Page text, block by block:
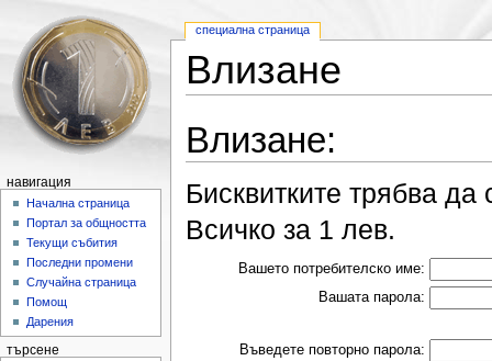
Влизане
Влизане:
Бисквитките трябва
Всичко за 1 лев.
Вашето потребителско име:
Вашата парола:
Въведете повторно парола:
специална страница
навигация
Начална страница
Портал за общността
Текущи събития
Последни промени
Случайна страница
Помощ
Дарения
търсене